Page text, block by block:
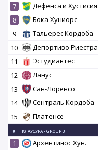
7
Дефенса и Хустисия
8
Бока Хуниорс
9
Тальерес Кордоба
10
Депортиво Риестра
11
Эстудиантес
12
Ланус
13
Сан-Лоренсо
14
Сентраль Кордоба
15
Платенсе
# КЛАУСУРА - GROUP B
1 Архентинос Хун.